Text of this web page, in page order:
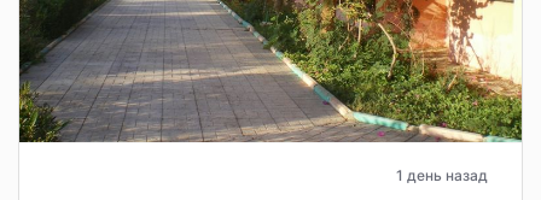
1 день назад